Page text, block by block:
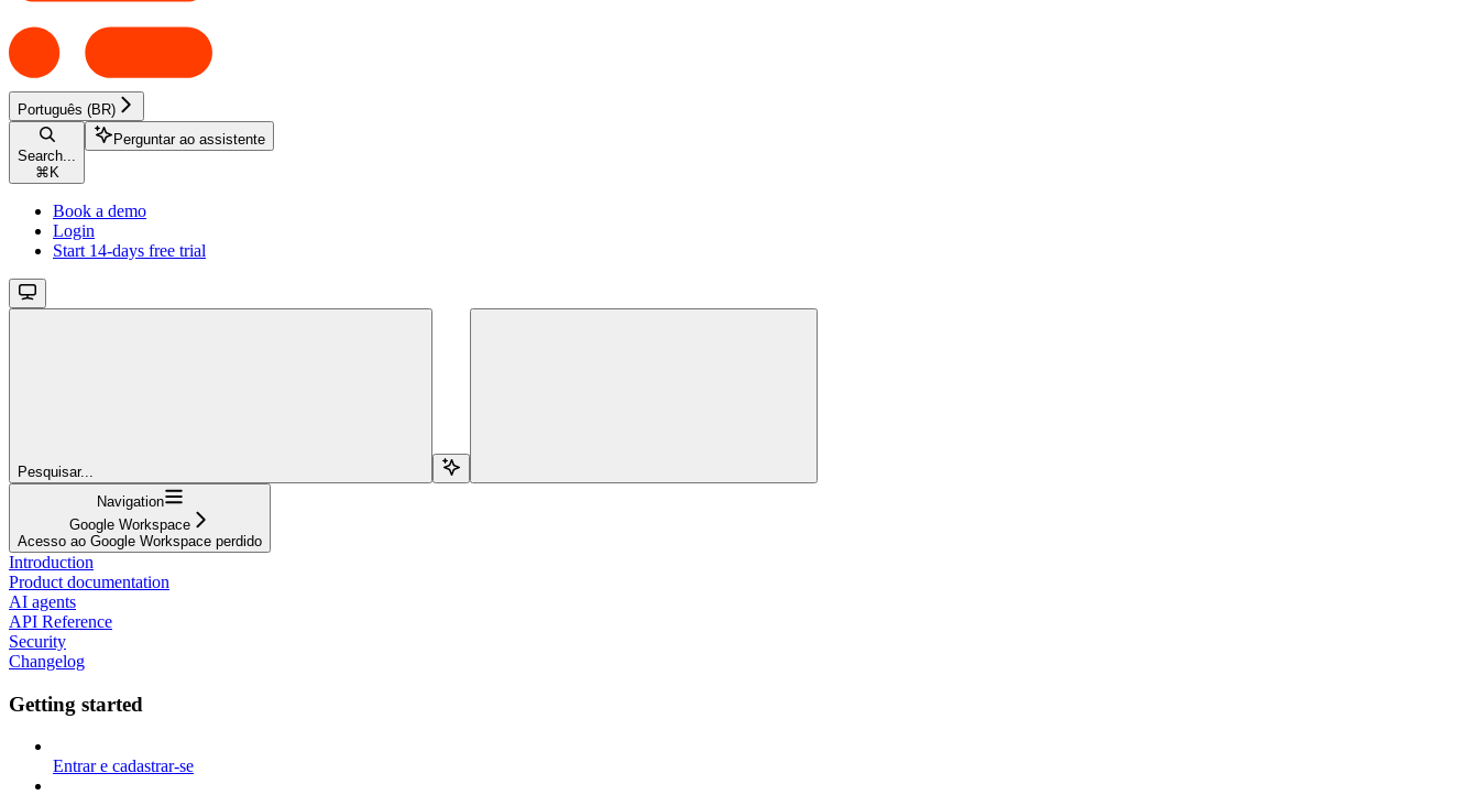
Português (BR)
Search...
⌘ K
Perguntar ao assistente
Book a demo
Login
Start 14-days free trial
Pesquisar...
Navigation
Google Workspace
Acesso ao Google Workspace perdido
Introduction
Product documentation
AI agents
API Reference
Security
Changelog
Getting started
Entrar e cadastrar-se